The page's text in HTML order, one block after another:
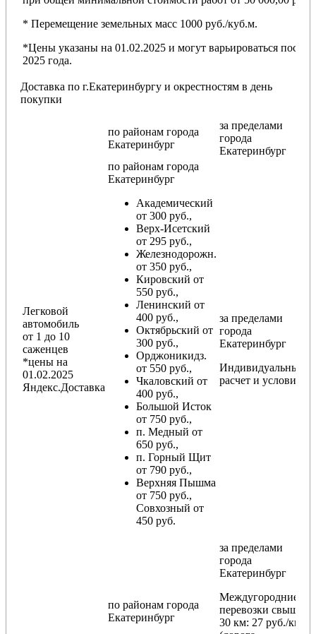
* Перемещение земельных масс 1000 руб./куб.м.
*Цены указаны на 01.02.2025 и могут варьироваться после
2025 года.
Доставка по г.Екатеринбургу и окрестностям в день
покупки
по районам города
Екатеринбург
за пределами
города
Екатеринбург
Легковой
автомобиль
от 1 до 10
саженцев
*цены на
01.02.2025
Яндекс.Доставка
по районам города
Екатеринбург
Академический
от 300 руб.,
Верх-Исетский
от 295 руб.,
Железнодорожн.
от 350 руб.,
Кировский от
550 руб.,
Ленинский от
400 руб.,
Октябрьский от
300 руб.,
Орджоникидз.
от 550 руб.,
Чкаловский от
400 руб.,
Большой Исток
от 750 руб.,
п. Медный от
650 руб.,
п. Горный Щит
от 790 руб.,
Верхняя Пышма
от 750 руб.,
Совхозный от
450 руб.
за пределами
города
Екатеринбург
Индивидуальный
расчет и условия
по районам города
Екатеринбург
за пределами
города
Екатеринбург
Междугородние
перевозки свыше
30 км: 27 руб./км